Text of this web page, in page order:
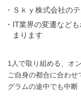
・Ｓｋｙ株式会社の
・IT業界の変遷など
まります
1人で取り組める、オ
ご自身の都合に合わ
グラムの途中でも中断